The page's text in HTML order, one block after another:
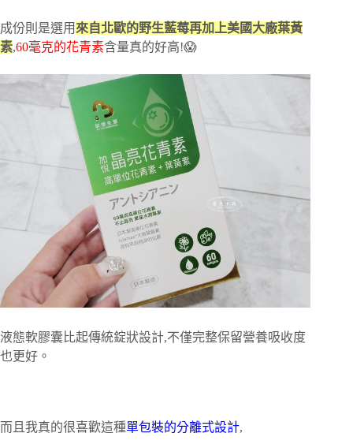
成份則是選用 來自北歐的野生藍莓再加上美國大廠葉黃
素,60毫克的花青素含量真的好高!😱
液態軟膠囊比起傳統錠狀設計,不僅完整保留營養吸收度
也更好。
而且我真的很喜歡這種單包裝的分離式設計,